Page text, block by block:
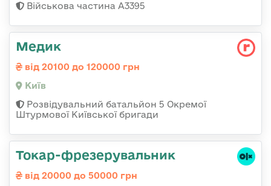
Військова частина А3395
Медик
від 20100 до 120000 грн
Київ
Розвідувальний батальйон 5 Окремої
Штурмової Київської бригади
Токар-фрезерувальник
від 20000 до 50000 грн